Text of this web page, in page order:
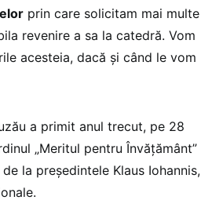
prin care solicitam mai multe
revenire a sa la catedră. Vom
acesteia, dacă și când le vom
a primit anul trecut, pe 28
„Meritul pentru Învățământ”
la președintele Klaus Iohannis,